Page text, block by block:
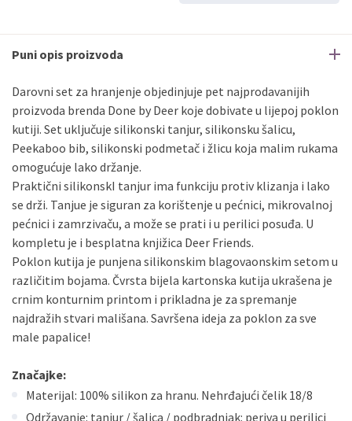
Puni opis proizvoda
Darovni set za hranjenje objedinjuje pet najprodavanijih
proizvoda brenda Done by Deer koje dobivate u lijepoj poklon
kutiji. Set uključuje silikonski tanjur, silikonsku šalicu,
Peekaboo bib, silikonski podmetač i žlicu koja malim rukama
omogućuje lako držanje.
Praktični silikonskI tanjur ima funkciju protiv klizanja i lako
se drži. Tanjue je siguran za korištenje u pećnici, mikrovalnoj
pećnici i zamrzivaču, a može se prati i u perilici posuđa. U
kompletu je i besplatna knjižica Deer Friends.
Poklon kutija je punjena silikonskim blagovaonskim setom u
različitim bojama. Čvrsta bijela kartonska kutija ukrašena je
crnim konturnim printom i prikladna je za spremanje
najdražih stvari mališana. Savršena ideja za poklon za sve
male papalice!
Značajke:
Materijal: 100% silikon za hranu. Nehrđajući čelik 18/8
Održavanje: tanjur / šalica / podbradnjak: periva u perilici